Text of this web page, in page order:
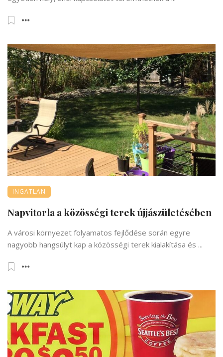
INGATLAN
Napvitorla a közösségi terek újjászületésében
A városi környezet folyamatos fejlődése során egyre
nagyobb hangsúlyt kap a közösségi terek kialakítása és ...